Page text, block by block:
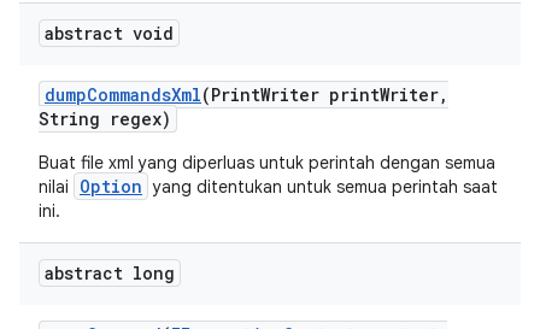
abstract void
dumpCommandsXml(PrintWriter printWriter,
String regex)
Buat file xml yang diperluas untuk perintah dengan semua
nilai
Option yang ditentukan untuk semua perintah saat
ini.
abstract long